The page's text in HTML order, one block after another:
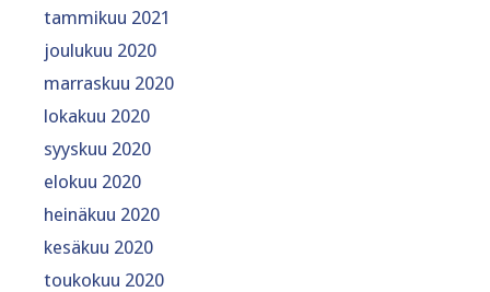
tammikuu 2021
joulukuu 2020
marraskuu 2020
lokakuu 2020
syyskuu 2020
elokuu 2020
heinäkuu 2020
kesäkuu 2020
toukokuu 2020